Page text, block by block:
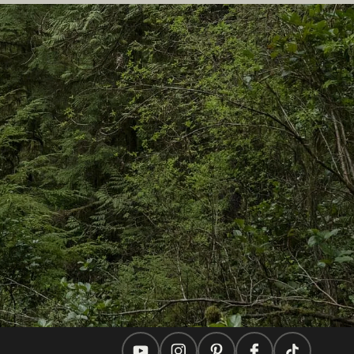
En este sitio
Ideas de viaje
Consejos Prácticos
Dos países, un viaje